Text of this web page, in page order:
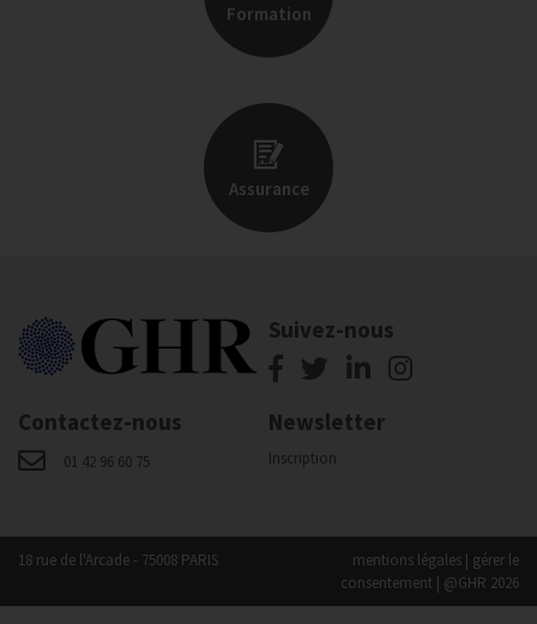
Formation
Assurance
Suivez-nous
Contactez-nous
01 42 96 60 75
Newsletter
Inscription
18 rue de l'Arcade - 75008 PARIS mentions légales | gérer le
consentement | @GHR 2026